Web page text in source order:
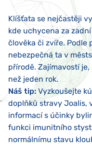
Klíšťata se nejčastěji
kde uchycena za
člověka či zvíře.
nebezpečná ta v
přírodě. Zajímavostí
než jeden rok.
Náš tip: Vyzkoušejte
doplňků stravy Joalis,
informací s účinky
funkci imunitního
normálnímu stavu